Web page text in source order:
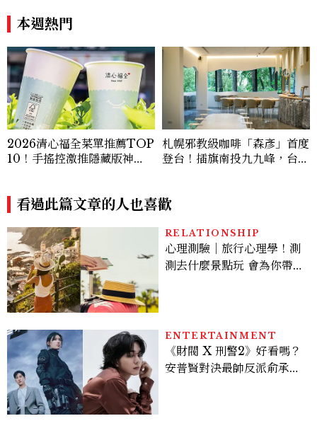
u髮箍未開賣先爆紅！
本週熱門
2026清心福全菜單推薦TOP
10！手搖控激推隱藏版神
札幌邪教級咖啡「森彥」首度
登台！插旗南投九九峰，台灣
看過此篇文章的人也喜歡
RELATIONSHIP
心理測驗｜旅行心理學！測
測去什麼景點玩 會為你帶來
ENTERTAINMENT
《財閥 X 刑警2》好看嗎？
安普賢對決最帥反派俞承